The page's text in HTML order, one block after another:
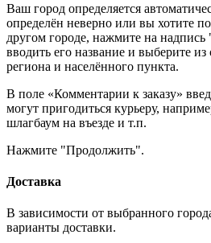
Ваш город определяется
определён неверно или вы хотите
другом городе, нажмите на
вводить его название и выберите
региона и населённого пункта.
В поле «Комментарии к заказу»
могут пригодиться курьеру,
шлагбаум на въезде и т.п.
Нажмите "Продолжить".
Доставка
В зависимости от выбранного
варианты доставки.